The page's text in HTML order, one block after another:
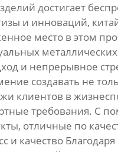
достигает
и инноваций,
место в этом
и непрерывное
создавать не
клиентов в
требования. С
отличные по
и качество